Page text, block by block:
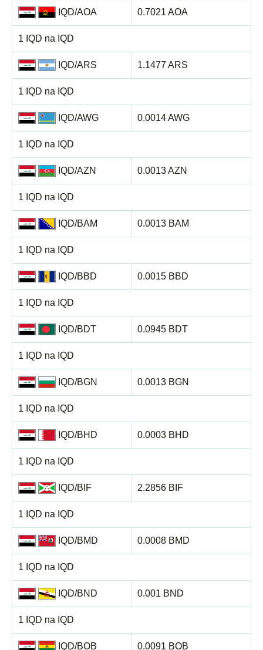
IQD/AOA
1 IQD na IQD
0.7021 AOA
IQD/ARS
1 IQD na IQD
1.1477 ARS
IQD/AWG
1 IQD na IQD
0.0014 AWG
IQD/AZN
1 IQD na IQD
0.0013 AZN
IQD/BAM
1 IQD na IQD
0.0013 BAM
IQD/BBD
1 IQD na IQD
0.0015 BBD
IQD/BDT
1 IQD na IQD
0.0945 BDT
IQD/BGN
1 IQD na IQD
0.0013 BGN
IQD/BHD
1 IQD na IQD
0.0003 BHD
IQD/BIF
1 IQD na IQD
2.2856 BIF
IQD/BMD
1 IQD na IQD
0.0008 BMD
IQD/BND
1 IQD na IQD
0.001 BND
IQD/BOB 0.0091 BOB